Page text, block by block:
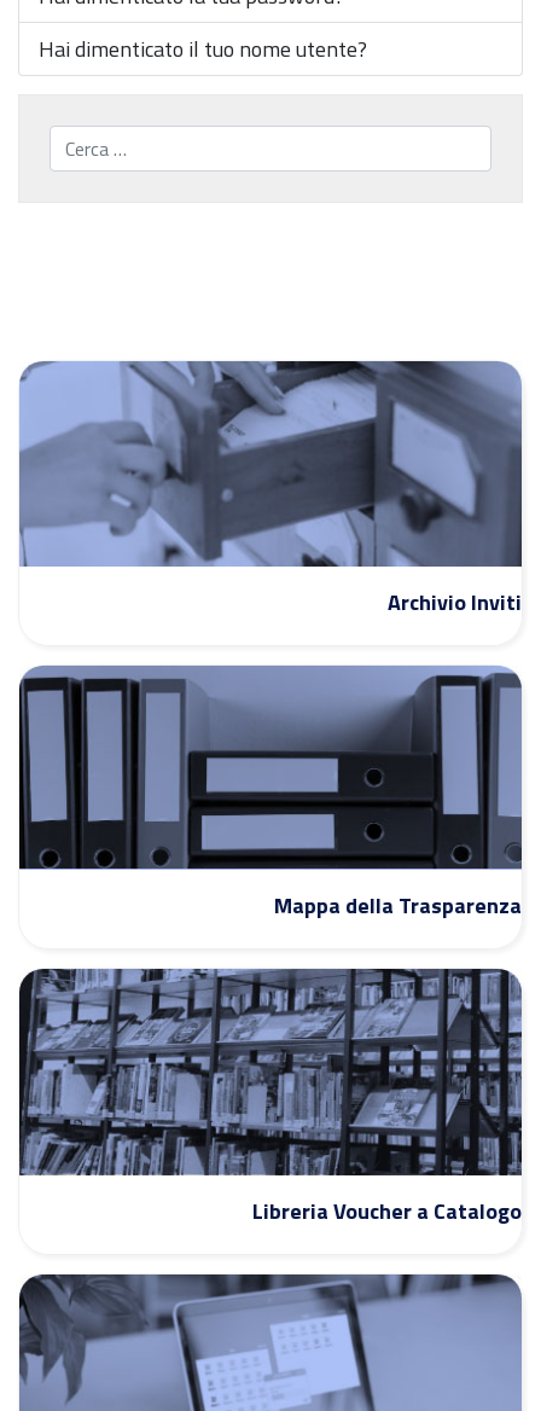
Hai dimenticato il tuo nome utente?
Cerca...
Archivio Inviti
Mappa della Trasparenza
Libreria Voucher a Catalogo